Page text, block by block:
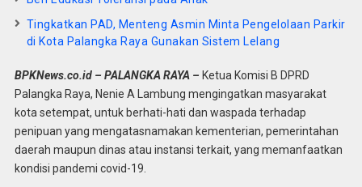
Tingkatkan PAD, Menteng Asmin Minta Pengelolaan Parkir
di Kota Palangka Raya Gunakan Sistem Lelang
BPKNews.co.id – PALANGKA RAYA – Ketua Komisi B DPRD
Palangka Raya, Nenie A Lambung mengingatkan masyarakat
kota setempat, untuk berhati-hati dan waspada terhadap
penipuan yang mengatasnamakan kementerian, pemerintahan
daerah maupun dinas atau instansi terkait, yang memanfaatkan
kondisi pandemi covid-19.